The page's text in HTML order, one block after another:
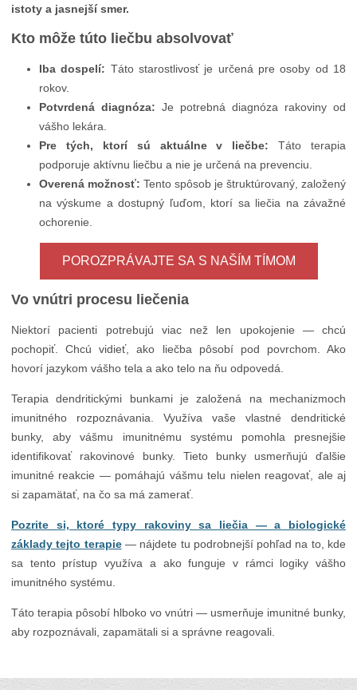
istoty a jasnejší smer.
Kto môže túto liečbu absolvovať
Iba dospelí: Táto starostlivosť je určená pre osoby od 18
rokov.
Potvrdená diagnóza: Je potrebná diagnóza rakoviny od
vášho lekára.
Pre tých, ktorí sú aktuálne v liečbe: Táto terapia
podporuje aktívnu liečbu a nie je určená na prevenciu.
Overená možnosť: Tento spôsob je štruktúrovaný, založený
na výskume a dostupný ľuďom, ktorí sa liečia na závažné
ochorenie.
POROZPRÁVAJTE SA S NAŠÍM TÍMOM
Vo vnútri procesu liečenia
Niektorí pacienti potrebujú viac než len upokojenie — chcú
pochopiť. Chcú vidieť, ako liečba pôsobí pod povrchom. Ako
hovorí jazykom vášho tela a ako telo na ňu odpovedá.
Terapia dendritickými bunkami je založená na mechanizmoch
imunitného rozpoznávania. Využíva vaše vlastné dendritické
bunky, aby vášmu imunitnému systému pomohla presnejšie
identifikovať rakovinové bunky. Tieto bunky usmerňujú ďalšie
imunitné reakcie — pomáhajú vášmu telu nielen reagovať, ale aj
si zapamätať, na čo sa má zamerať.
Pozrite si, ktoré typy rakoviny sa liečia — a biologické
základy tejto terapie— nájdete tu podrobnejší pohľad na to, kde
sa tento prístup využíva a ako funguje v rámci logiky vášho
imunitného systému.
Táto terapia pôsobí hlboko vo vnútri — usmerňuje imunitné bunky,
aby rozpoznávali, zapamätali si a správne reagovali.